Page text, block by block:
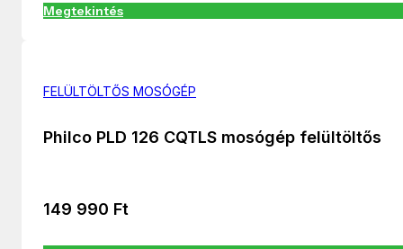
Megtekintés
FELÜLTÖLTŐS MOSÓGÉP
Philco PLD 126 CQTLS mosógép felültöltős
149 990 Ft